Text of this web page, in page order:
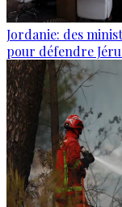
Jordanie: des
pour défendre